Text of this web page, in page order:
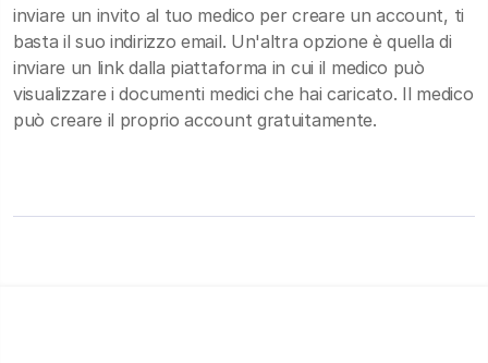
inviare un invito al tuo medico per creare un account, ti
basta il suo indirizzo email. Un'altra opzione è quella di
inviare un link dalla piattaforma in cui il medico può
visualizzare i documenti medici che hai caricato. Il medico
può creare il proprio account gratuitamente.